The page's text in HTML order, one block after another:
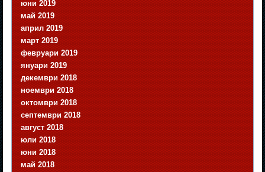
юни 2019
май 2019
април 2019
март 2019
февруари 2019
януари 2019
декември 2018
ноември 2018
октомври 2018
септември 2018
август 2018
юли 2018
юни 2018
май 2018